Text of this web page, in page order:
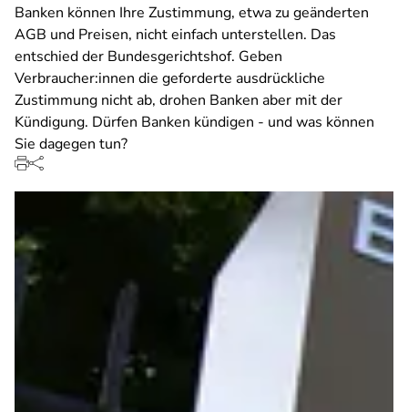
Banken können Ihre Zustimmung, etwa zu geänderten
AGB und Preisen, nicht einfach unterstellen. Das
entschied der Bundesgerichtshof. Geben
Verbraucher:innen die geforderte ausdrückliche
Zustimmung nicht ab, drohen Banken aber mit der
Kündigung. Dürfen Banken kündigen - und was können
Sie dagegen tun?